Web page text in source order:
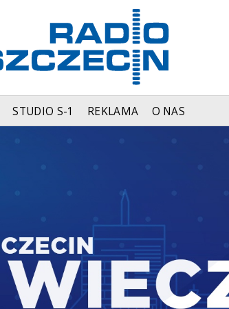
STUDIO S-1 REKLAMA O NAS